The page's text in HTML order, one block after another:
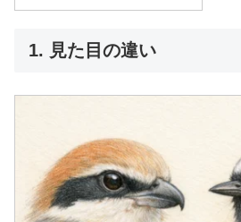
1. 見た目の違い